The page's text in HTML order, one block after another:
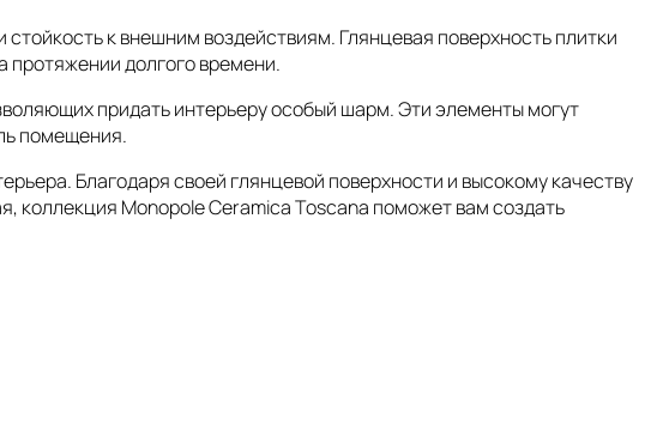
к внешним воздействиям. Глянцевая поверхность плитки
протяжении долгого времени.
придать интерьеру особый шарм. Эти элементы могут
помещения.
Благодаря своей глянцевой поверхности и высокому качеству
коллекция Monopole Ceramica Toscana поможет вам создать